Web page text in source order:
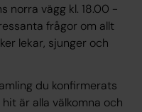
norra vägg kl. 18.00 -
frågor om allt
lekar, sjunger och
du konfirmerats
är alla välkomna och